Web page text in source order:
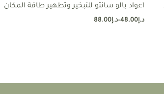
أعواد بالو سانتو للتبخير وتطهير طاقة المكان
د.إ48.00
–د.إ88.00